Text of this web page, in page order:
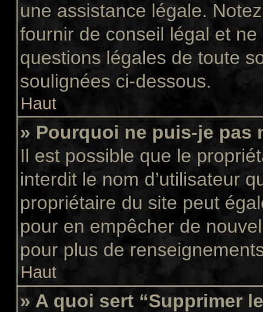
une assistance légale.
fournir de conseil légal et
questions légales de toute
soulignées ci-dessous.
Haut
» Pourquoi ne puis-je pas
Il est possible que le
interdit le nom d’utilisateur
propriétaire du site peut
pour en empêcher de
pour plus de
Haut
» A quoi sert “Supprimer